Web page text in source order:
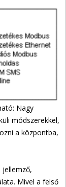
Nagy
módszerekkel,
a központba,
Mivel a felső